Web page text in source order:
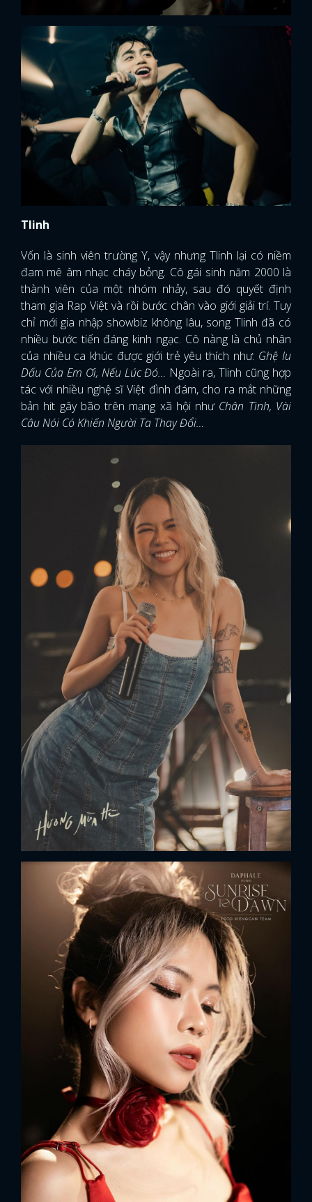
x
ĐĂNG NHẬP
Tlinh
Vốn là sinh viên trường Y, vậy nhưng Tlinh lại có niềm
đam mê âm nhạc cháy bỏng. Cô gái sinh năm 2000 là
thành viên của một nhóm nhảy, sau đó quyết định
tham gia Rap Việt và rồi bước chân vào giới giải trí. Tuy
chỉ mới gia nhập showbiz không lâu, song Tlinh đã có
nhiều bước tiến đáng kinh ngạc. Cô nàng là chủ nhân
của nhiều ca khúc được giới trẻ yêu thích như: Ghệ Iu
Dấu Của Em Ơi, Nếu Lúc Đó… Ngoài ra, Tlinh cũng hợp
tác với nhiều nghệ sĩ Việt đình đám, cho ra mắt những
bản hit gây bão trên mạng xã hội như Chân Tình, Vài
Câu Nói Có Khiến Người Ta Thay Đổi…